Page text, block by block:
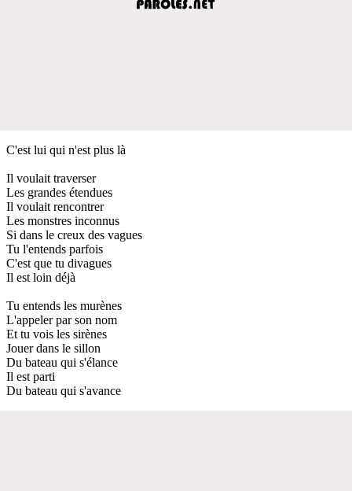
C'est lui qui n'est plus là
Il voulait traverser
Les grandes étendues
Il voulait rencontrer
Les monstres inconnus
Si dans le creux des vagues
Tu l'entends parfois
C'est que tu divagues
Il est loin déjà
Tu entends les murènes
L'appeler par son nom
Et tu vois les sirènes
Jouer dans le sillon
Du bateau qui s'élance
Il est parti
Du bateau qui s'avance